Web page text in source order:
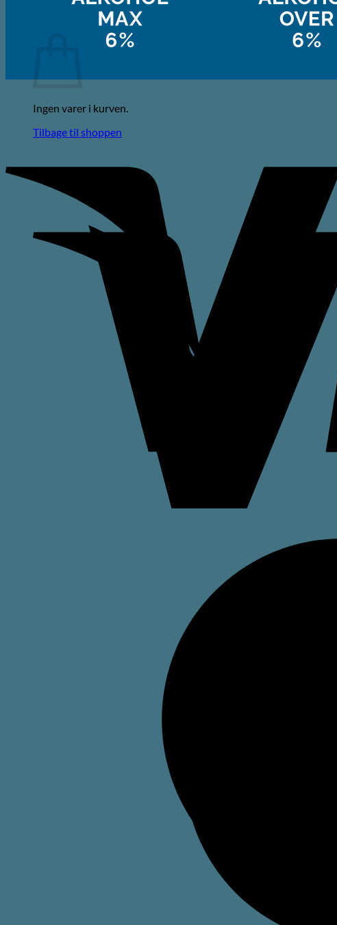
Ingen varer i kurven.
Tilbage til shoppen